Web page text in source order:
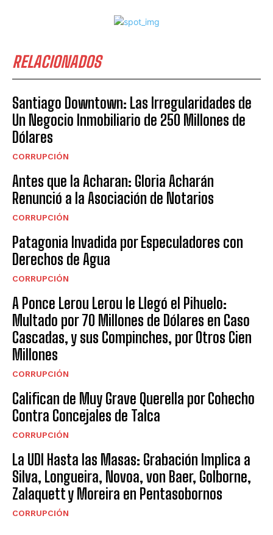
RELACIONADOS
Santiago Downtown: Las Irregularidades de
Un Negocio Inmobiliario de 250 Millones de
Dólares
CORRUPCIÓN
Antes que la Acharan: Gloria Acharán
Renunció a la Asociación de Notarios
CORRUPCIÓN
Patagonia Invadida por Especuladores con
Derechos de Agua
CORRUPCIÓN
A Ponce Lerou Lerou le Llegó el Pihuelo:
Multado por 70 Millones de Dólares en Caso
Cascadas, y sus Compinches, por Otros Cien
Millones
CORRUPCIÓN
Califican de Muy Grave Querella por Cohecho
Contra Concejales de Talca
CORRUPCIÓN
La UDI Hasta las Masas: Grabación Implica a
Silva, Longueira, Novoa, von Baer, Golborne,
Zalaquett y Moreira en Pentasobornos
CORRUPCIÓN